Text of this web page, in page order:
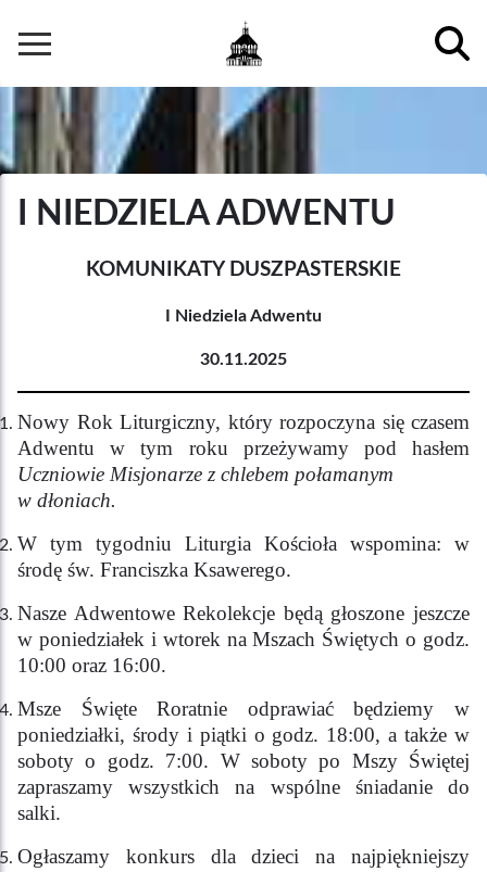
do
treści
Główna
nawigacja
I NIEDZIELA ADWENTU
KOMUNIKATY DUSZPASTERSKIE
I Niedziela Adwentu
30.11.2025
Nowy Rok Liturgiczny, który rozpoczyna się czasem
Adwentu w tym roku przeżywamy pod hasłem
Uczniowie Misjonarze z chlebem połamanym
w dłoniach.
W tym tygodniu Liturgia Kościoła wspomina: w
środę św. Franciszka Ksawerego.
Nasze Adwentowe Rekolekcje będą głoszone jeszcze
w poniedziałek i wtorek na Mszach Świętych o godz.
10:00 oraz 16:00.
Msze Święte Roratnie odprawiać będziemy w
poniedziałki, środy i piątki o godz. 18:00, a także w
soboty o godz. 7:00. W soboty po Mszy Świętej
zapraszamy wszystkich na wspólne śniadanie do
salki.
Ogłaszamy konkurs dla dzieci na najpiękniejszy